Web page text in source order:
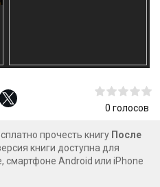
0 голосов
прочесть книгу После
книги доступна для
смартфоне Android или iPhone